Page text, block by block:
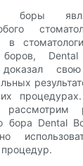
боры
в
бора Dental
процедур.